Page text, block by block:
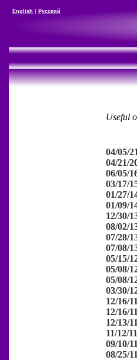
English Русский
Useful
04/05/21
04/21/
06/05/
03/17/
01/27/
01/09/
12/30/
08/02/
07/28/
07/08/
05/15/
05/08/
05/08/
03/30/
12/16/11
12/16/11
12/13/11
11/12/11
09/10/11
08/25/11